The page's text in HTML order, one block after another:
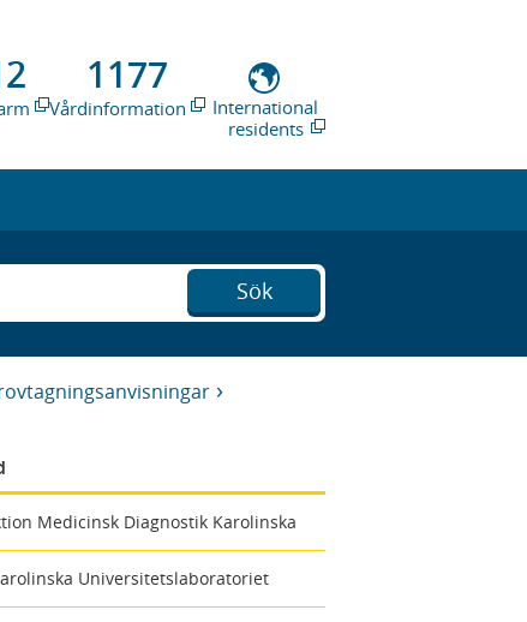
1177
Vårdinformation
International
residents
Sök
Medicinsk Diagnostik Karolinska
Universitetslaboratoriet